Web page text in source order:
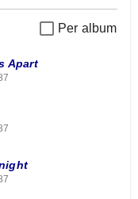
Per album
Apart